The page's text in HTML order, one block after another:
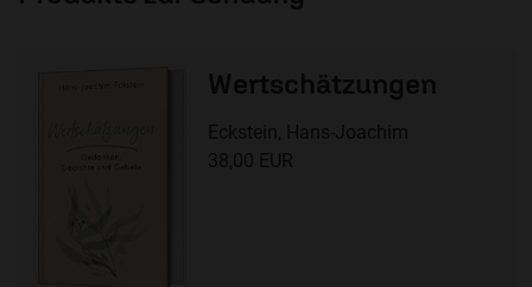
Wertschätzungen
Eckstein, Hans-Joachim
38,00 EUR